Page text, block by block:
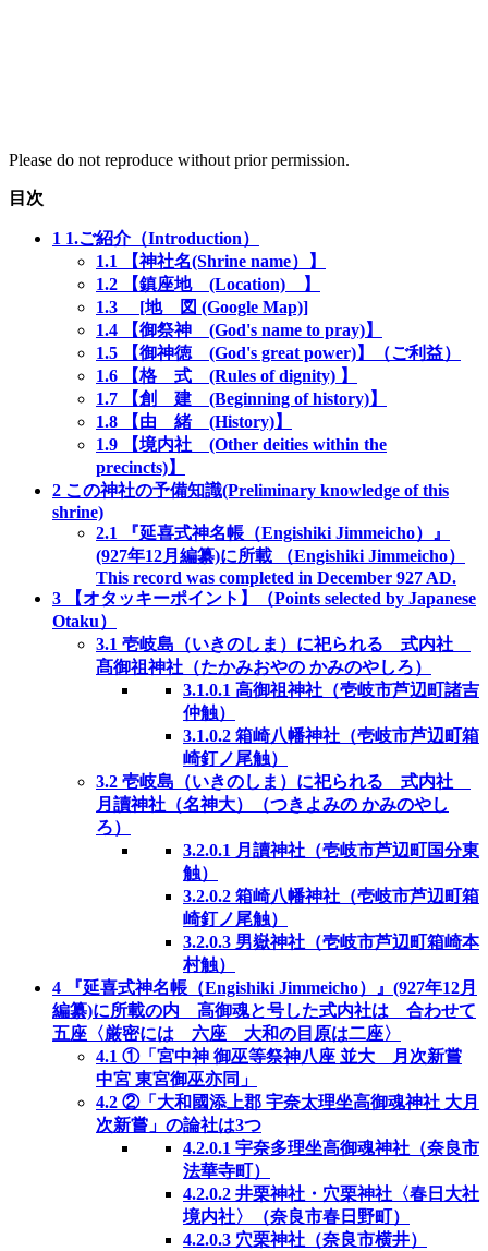
Please do not reproduce without prior permission.
目次
1 1.ご紹介（Introduction）
1.1
【神社名(Shrine name）】
1.2 【鎮座地 (Location) 】
1.3 [地 図 (Google Map)]
1.4 【御祭神 (God's name to pray)】
1.5 【御神徳 (God's great power)】（ご利益）
1.6 【格 式 (Rules of dignity) 】
1.7 【創 建 (Beginning of history)】
1.8 【由 緒 (History)】
1.9 【境内社 (Other deities within the
precincts)】
2 この神社の予備知識(Preliminary knowledge of this
shrine)
2.1
『延喜式神名帳（Engishiki Jimmeicho）』
(927年12月編纂)に所載 （Engishiki Jimmeicho）
This record was completed in December 927 AD.
3 【オタッキーポイント】（Points selected by Japanese
Otaku）
3.1 壱岐島（いきのしま）に祀られる 式内社
髙御祖神社（たかみおやの かみのやしろ）
3.1.0.1 高御祖神社（壱岐市芦辺町諸吉
仲触）
3.1.0.2 箱崎八幡神社（壱岐市芦辺町箱
崎釘ノ尾触）
3.2 壱岐島（いきのしま）に祀られる 式内社
月讀神社（名神大）（つきよみの かみのやし
ろ）
3.2.0.1 月讀神社（壱岐市芦辺町国分東
触）
3.2.0.2 箱崎八幡神社（壱岐市芦辺町箱
崎釘ノ尾触）
3.2.0.3 男嶽神社（壱岐市芦辺町箱崎本
村触）
4 『延喜式神名帳（Engishiki Jimmeicho）』(927年12月
編纂)に所載の内 高御魂と号した式内社は 合わせて
五座〈厳密には 六座 大和の目原は二座〉
4.1 ①「宮中神 御巫等祭神八座 並大 月次新嘗
中宮 東宮御巫亦同」
4.2 ②「大和國添上郡 宇奈太理坐高御魂神社 大月
次新嘗」の論社は3つ
4.2.0.1 宇奈多理坐高御魂神社（奈良市
法華寺町）
4.2.0.2 井栗神社・穴栗神社〈春日大社
境内社〉（奈良市春日野町）
4.2.0.3 穴栗神社（奈良市横井）